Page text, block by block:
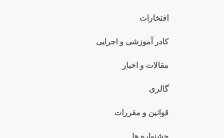
افتخارات
کادر آموزشی و اجرایی
مقالات و اخبار
گالری
قوانین و مقررات
جشنواره ها